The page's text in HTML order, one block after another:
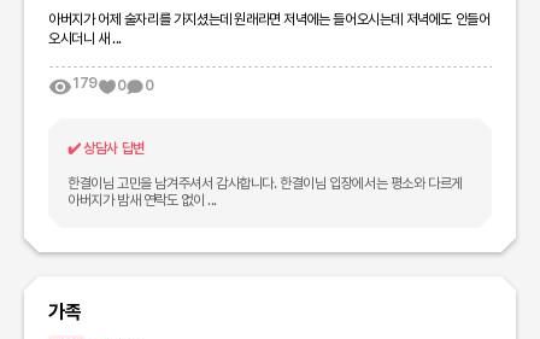
아버지가 어제 술자리를 가지셨는데 원래라면 저녁에는 들어오시는데 저녁에도 안들어
오시더니 새 ...
179 0 0
✔️상담사 답변
한결이님 고민을 남겨주셔서 감사합니다. 한결이님 입장에서는 평소와 다르게
아버지가 밤새 연락도 없이 ...
가족